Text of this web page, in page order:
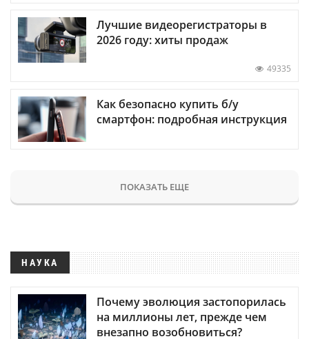
Лучшие видеорегистраторы в
2026 году: хиты продаж
49335
Как безопасно купить б/у
смартфон: подробная инструкция
ПОКАЗАТЬ ЕЩЕ
НАУКА
Почему эволюция застопорилась
на миллионы лет, прежде чем
внезапно возобновиться?